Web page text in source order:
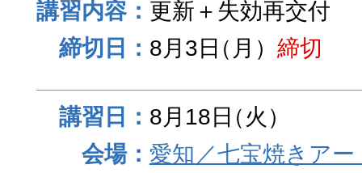
更新＋失効再交付
8月3日（月） 締切
8月18日（火）
愛知／七宝焼きア